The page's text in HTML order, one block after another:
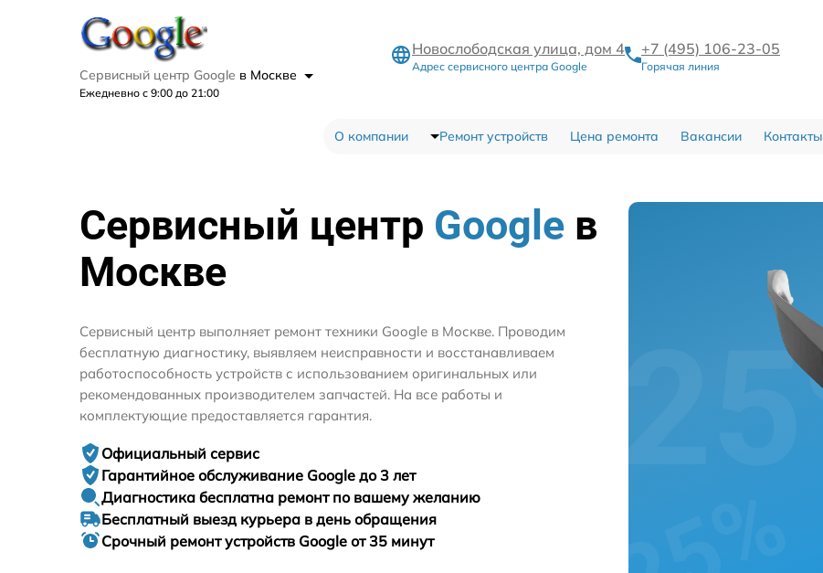
Сервисный центр Google в Москве
Ежедневно с 9:00 до 21:00
Новослободская улица, дом 4
Адрес сервисного центра Google
+7 (495) 106-23-05
Горячая линия
О компании Ремонт устройств Цена ремонта Вакансии Контакты
Сервисный центр Google в
Москве
Сервисный центр выполняет ремонт техники Google в Москве. Проводим
бесплатную диагностику, выявляем неисправности и восстанавливаем
работоспособность устройств с использованием оригинальных или
рекомендованных производителем запчастей. На все работы и
комплектующие предоставляется гарантия.
Официальный сервис
Гарантийное обслуживание Google до 3 лет
Диагностика бесплатна ремонт по вашему желанию
Бесплатный выезд курьера в день обращения
Срочный ремонтустройств Google от 35 минут